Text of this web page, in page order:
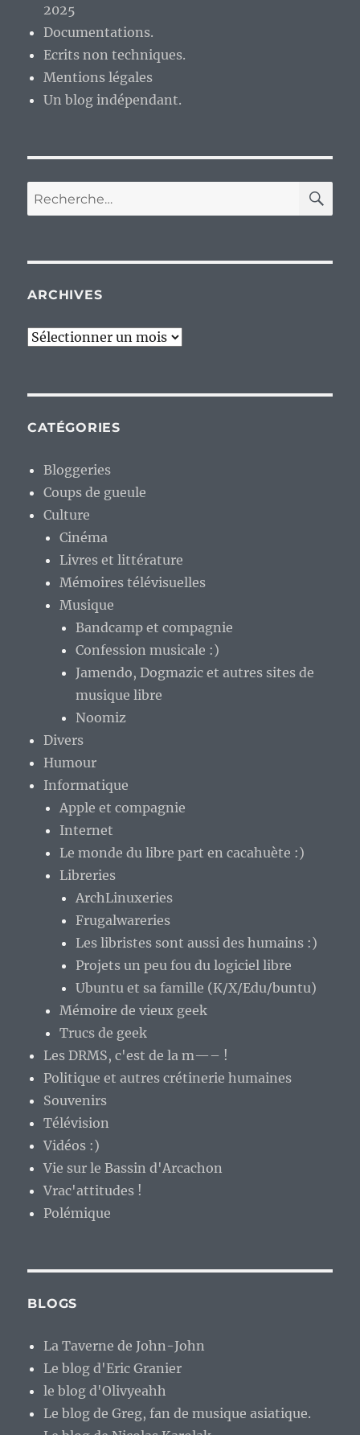
the
2025
Documentations.
Ecrits non techniques.
Mentions légales
Un blog indépendant.
Recherche
pour :
ARCHIVES
Archives
CATÉGORIES
Bloggeries
Coups de gueule
Culture
Cinéma
Livres et littérature
Mémoires télévisuelles
Musique
Bandcamp et compagnie
Confession musicale :)
Jamendo, Dogmazic et autres sites de
musique libre
Noomiz
Divers
Humour
Informatique
Apple et compagnie
Internet
Le monde du libre part en cacahuète :)
Libreries
ArchLinuxeries
Frugalwareries
Les libristes sont aussi des humains :)
Projets un peu fou du logiciel libre
Ubuntu et sa famille (K/X/Edu/buntu)
Mémoire de vieux geek
Trucs de geek
Les DRMS, c'est de la m—– !
Politique et autres crétinerie humaines
Souvenirs
Télévision
Vidéos :)
Vie sur le Bassin d'Arcachon
Vrac'attitudes !
Polémique
BLOGS
La Taverne de John-John
Le blog d'Eric Granier
le blog d'Olivyeahh
Le blog de Greg, fan de musique asiatique.